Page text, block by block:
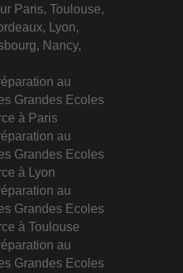
Paris, Toulouse,
Lyon,
Nancy,
au
Grandes Ecoles
à Paris
au
Grandes Ecoles
à Lyon
au
Grandes Ecoles
à Toulouse
au
Grandes Ecoles